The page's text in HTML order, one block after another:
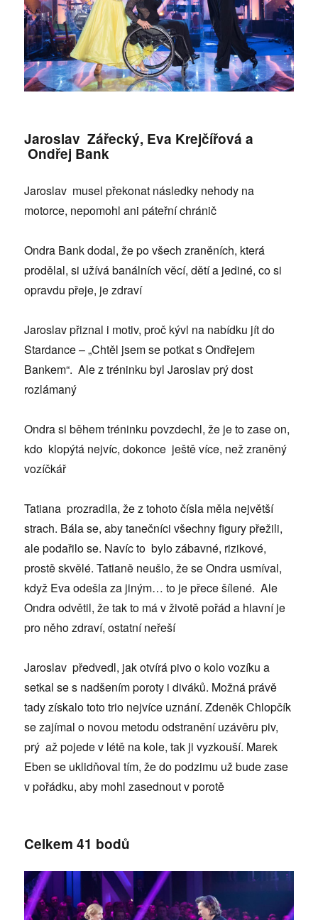
Jaroslav Zářecký, Eva Krejčířová a
Ondřej Bank
Jaroslav musel překonat následky nehody na
motorce, nepomohl ani páteřní chránič
Ondra Bank dodal, že po všech zraněních, která
prodělal, si užívá banálních věcí, dětí a jediné, co si
opravdu přeje, je zdraví
Jaroslav přiznal i motiv, proč kývl na nabídku jít do
Stardance – „Chtěl jsem se potkat s Ondřejem
Bankem“. Ale z tréninku byl Jaroslav prý dost
rozlámaný
Ondra si během tréninku povzdechl, že je to zase on,
kdo klopýtá nejvíc, dokonce ještě více, než zraněný
vozíčkář
Tatiana prozradila, že z tohoto čísla měla největší
strach. Bála se, aby tanečníci všechny figury přežili,
ale podařilo se. Navíc to bylo zábavné, rizikové,
prostě skvělé. Tatianě neušlo, že se Ondra usmíval,
když Eva odešla za jiným… to je přece šílené. Ale
Ondra odvětil, že tak to má v životě pořád a hlavní je
pro něho zdraví, ostatní neřeší
Jaroslav předvedl, jak otvírá pivo o kolo vozíku a
setkal se s nadšením poroty i diváků. Možná právě
tady získalo toto trio nejvíce uznání. Zdeněk Chlopčík
se zajímal o novou metodu odstranění uzávěru piv,
prý až pojede v létě na kole, tak ji vyzkouší. Marek
Eben se uklidňoval tím, že do podzimu už bude zase
v pořádku, aby mohl zasednout v porotě
Celkem 41 bodů